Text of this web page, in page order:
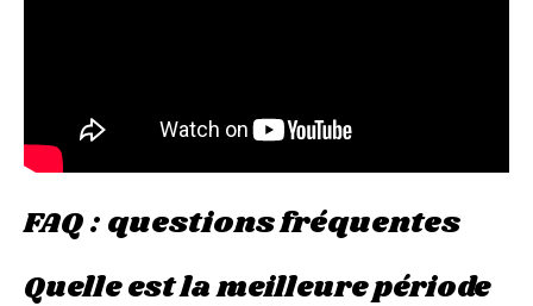
FAQ : questions fréquentes
Quelle est la meilleure période